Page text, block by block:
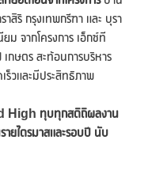
าสิริ กรุงเทพกรีฑา และ บุรา
ม จากโครงการ เอ็กซ์ที
กษตร สะท้อนการบริหาร
ร็วและมีประสิทธิภาพ
High ทุบทุกสติถิผลงาน
ายไตรมาสและรอบปี นับ